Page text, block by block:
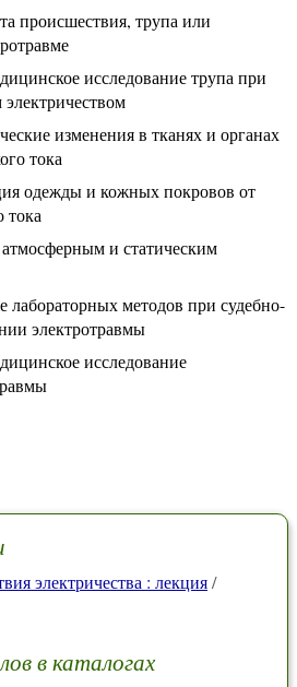
происшествия, трупа или
исследование трупа при
изменения в тканях и органах
тока
одежды и кожных покровов от
тока
и статическим
методов при судебно-
электротравмы
исследование
электричества : лекция/
в каталогах